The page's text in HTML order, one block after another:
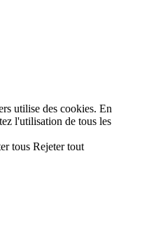
utilise des cookies. En
l'utilisation de tous les
tous Rejeter tout